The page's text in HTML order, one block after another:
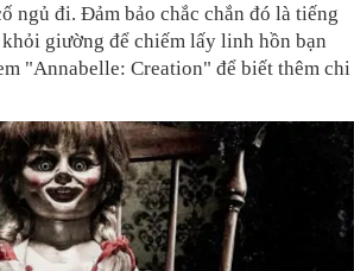
ngủ đi. Đảm bảo chắc chắn đó là tiếng
giường để chiếm lấy linh hồn bạn
"Annabelle: Creation" để biết thêm chi